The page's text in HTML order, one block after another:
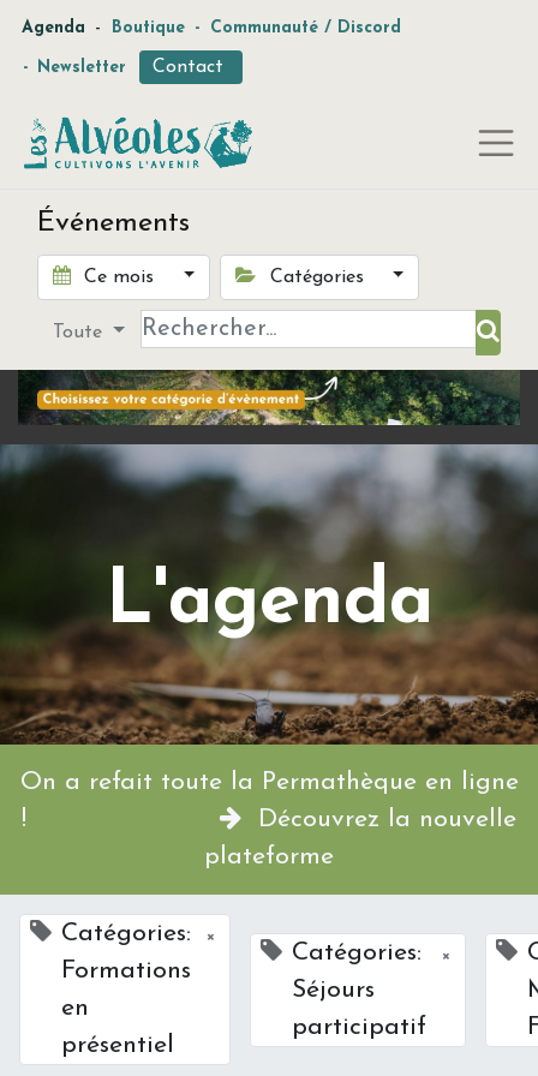
Agenda - Boutique - Communauté / Discord
- Newsletter Contact
Événements
Ce mois Catégories
Toute
L'agenda
On a refait toute la Permathèque en ligne
!
Découvrez la nouvelle
plateforme
Catégories:
Formations
en
présentiel
×
Catégories:
Séjours
participatif
×